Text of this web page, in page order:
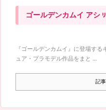
ゴールデンカムイ アシ
『ゴールデンカムイ』に登場す
ュア・プラモデル作品をまと ...
記